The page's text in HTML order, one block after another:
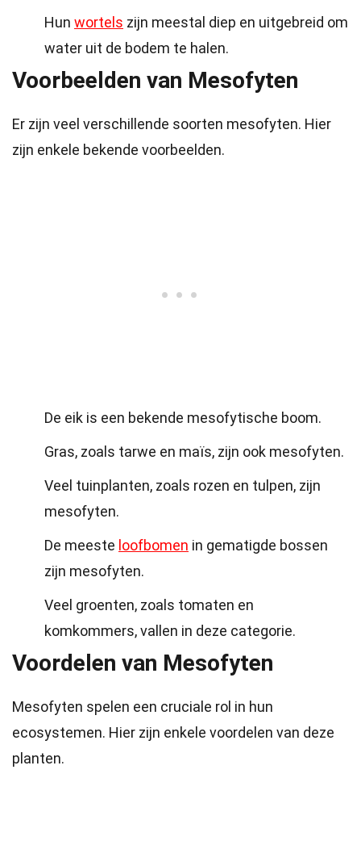
Hun wortels zijn meestal diep en uitgebreid om
water uit de bodem te halen.
Voorbeelden van Mesofyten
Er zijn veel verschillende soorten mesofyten. Hier
zijn enkele bekende voorbeelden.
De eik is een bekende mesofytische boom.
Gras, zoals tarwe en maïs, zijn ook mesofyten.
Veel tuinplanten, zoals rozen en tulpen, zijn
mesofyten.
De meeste loofbomen in gematigde bossen
zijn mesofyten.
Veel groenten, zoals tomaten en
komkommers, vallen in deze categorie.
Voordelen van Mesofyten
Mesofyten spelen een cruciale rol in hun
ecosystemen. Hier zijn enkele voordelen van deze
planten.